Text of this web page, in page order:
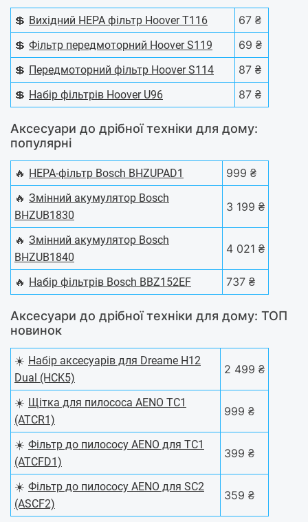
💲 Вихідний НЕРА фільтр Hoover T116
67 ₴
💲 Фільтр передмоторний Hoover S119
69 ₴
💲 Передмоторний фільтр Hoover S114
87 ₴
💲 Набір фільтрів Hoover U96 87 ₴
Аксесуари до дрібної техніки для дому:
популярні
🔥 HEPA-фільтр Bosch BHZUPAD1
999 ₴
🔥 Змінний акумулятор Bosch
BHZUB1830
3 199 ₴
🔥 Змінний акумулятор Bosch
BHZUB1840
4 021 ₴
🔥 Набір фільтрів Bosch BBZ152EF 737 ₴
Аксесуари до дрібної техніки для дому: ТОП
новинок
☀️ Набір аксесуарів для Dreame H12
Dual (HCK5)
2 499 ₴
☀️ Щітка для пилососа AENO TC1
(ATCR1)
999 ₴
☀️ Фільтр до пилососу AENO для TC1
(ATCFD1)
399 ₴
☀️ Фільтр до пилососу AENO для SC2
(ASCF2)
359 ₴